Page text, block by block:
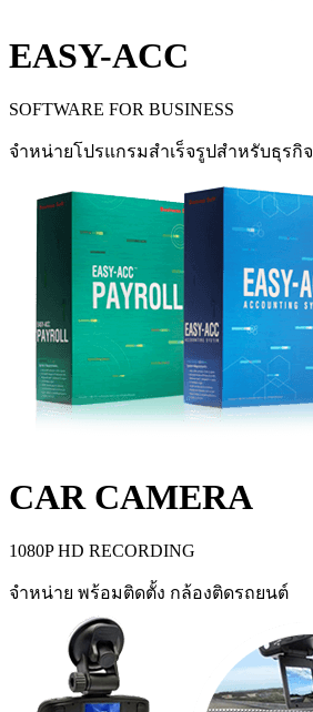
EASY-ACC
SOFTWARE FOR BUSINESS
จำหน่ายโปรแกรมสำเร็จรูปสำหรับธุรกิจ
CAR CAMERA
1080P HD RECORDING
จำหน่าย พร้อมติดตั้ง กล้องติดรถยนต์